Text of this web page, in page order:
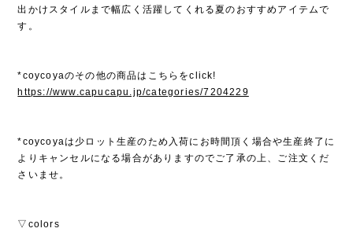
出かけスタイルまで幅広く活躍してくれる夏のおすすめアイテムで
す。
*coycoyaのその他の商品はこちらをclick!
https://www.capucapu.jp/categories/7204229
*coycoyaは少ロット生産のため入荷にお時間頂く場合や生産終了に
よりキャンセルになる場合がありますのでご了承の上、ご注文くだ
さいませ。
▽colors